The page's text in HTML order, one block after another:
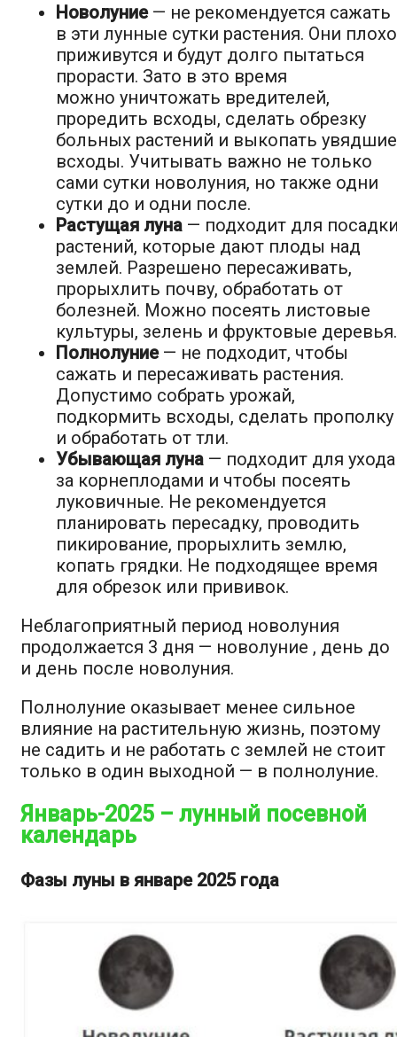
Новолуние — не рекомендуется сажать
в эти лунные сутки растения. Они плохо
приживутся и будут долго пытаться
прорасти. Зато в это время
можно уничтожать вредителей,
проредить всходы, сделать обрезку
больных растений и выкопать увядшие
всходы. Учитывать важно не только
сами сутки новолуния, но также одни
сутки до и одни после.
Растущая луна — подходит для
растений, которые дают плоды над
землей. Разрешено пересаживать,
прорыхлить почву, обработать от
болезней. Можно посеять листовые
культуры, зелень и фруктовые деревья.
Полнолуние — не подходит, чтобы
сажать и пересаживать растения.
Допустимо собрать урожай,
подкормить всходы, сделать прополку
и обработать от тли.
Убывающая луна — подходит для ухода
за корнеплодами и чтобы посеять
луковичные. Не рекомендуется
планировать пересадку, проводить
пикирование, прорыхлить землю,
копать грядки. Не подходящее время
для обрезок или прививок.
Неблагоприятный период новолуния
продолжается 3 дня — новолуние , день до
и день после новолуния.
Полнолуние оказывает менее сильное
влияние на растительную жизнь, поэтому
не садить и не работать с землей не стоит
только в один выходной — в полнолуние.
Январь-2025 – лунный посевной
календарь
Фазы луны в январе 2025 года